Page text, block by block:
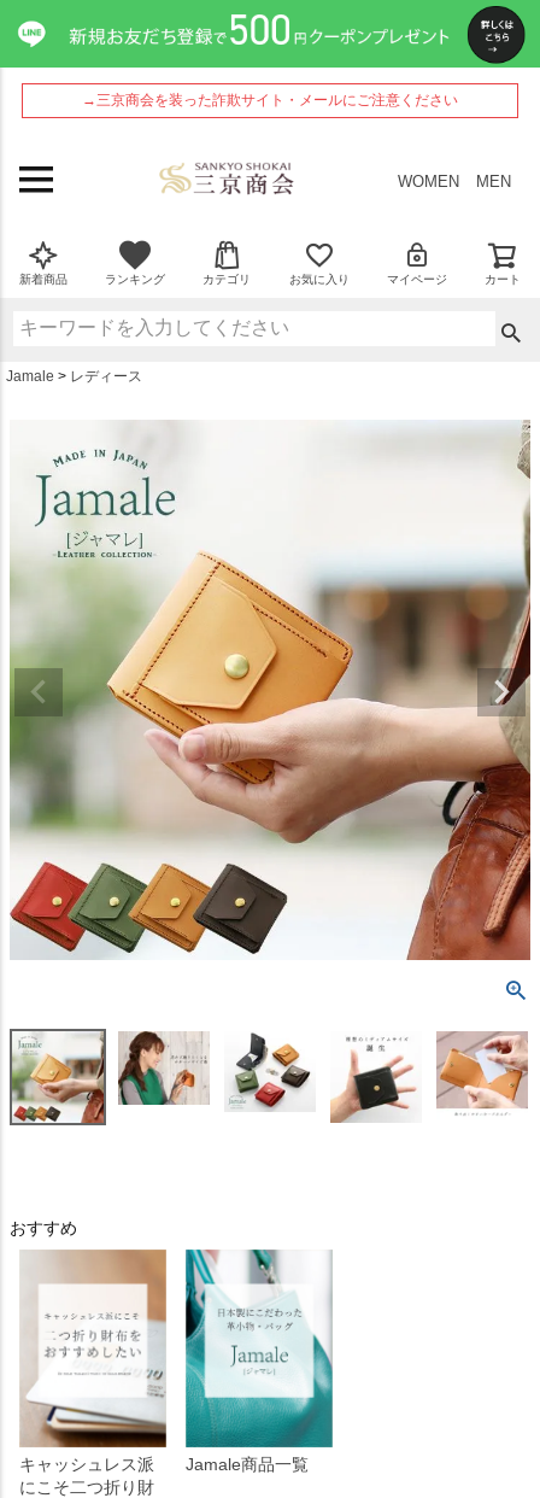
→三京商会を装った詐欺サイト・メールにご注意ください
WOMEN MEN
新着商品 ランキング カテゴリ お気に入り マイページ カート
Jamale レディース
おすすめ
キャッシュレス派
にこそ二つ折り財
Jamale商品一覧
ペ
ー
ジ
ト